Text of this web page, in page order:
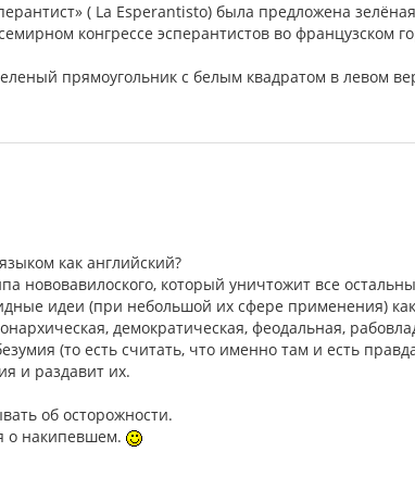
( La Esperantisto) была предложена
конгрессе эсперантистов во французском
прямоугольник с белым квадратом в левом
как английский?
нововавилоского, который уничтожит все
идеи (при небольшой их сфере применения)
демократическая, феодальная,
(то есть считать, что именно там и есть
и раздавит их.
об осторожности.
о накипевшем.